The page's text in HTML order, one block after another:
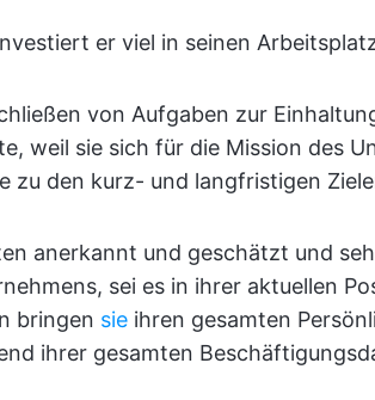
er viel in seinen
von Aufgaben zur
weil sie sich für die Mission des
zu den kurz- und langfristigen
anerkannt und geschätzt und
sei es in ihrer aktuellen
bringen sie ihren gesamten
ihrer gesamten